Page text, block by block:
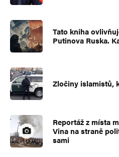
Tato kniha
Putinova Ruska.
Zločiny islamistů,
Reportáž z místa
Vina na straně
sami